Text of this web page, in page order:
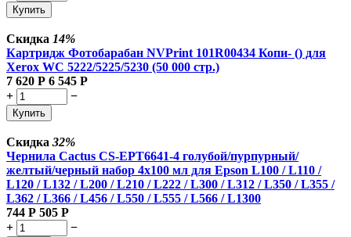
Купить
Скидка 14%
Картридж Фотобарабан NVPrint 101R00434 Копи- () для
Xerox WC 5222/5225/5230 (50 000 стр.)
7 620 Р 6 545 Р
+
−
Купить
Скидка 32%
Чернила Cactus CS-EPT6641-4 голубой/пурпурный/
желтый/черный набор 4x100 мл для Epson L100 / L110 /
L120 / L132 / L200 / L210 / L222 / L300 / L312 / L350 / L355 /
L362 / L366 / L456 / L550 / L555 / L566 / L1300
744 Р 505 Р
+
−